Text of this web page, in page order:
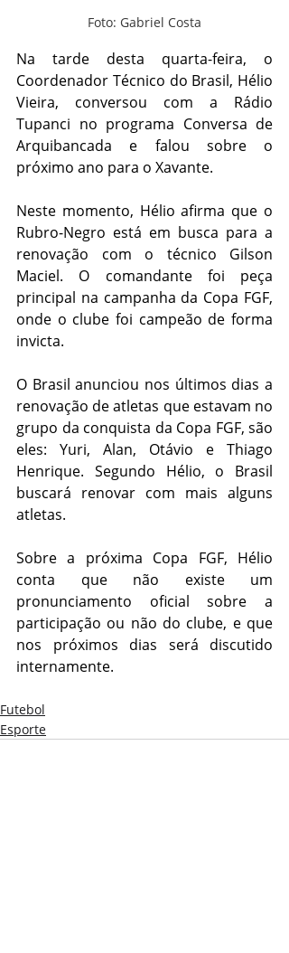
Foto: Gabriel Costa
Na tarde desta quarta-feira, o
Coordenador Técnico do Brasil, Hélio
Vieira, conversou com a Rádio
Tupanci no programa Conversa de
Arquibancada e falou sobre o
próximo ano para o Xavante.
Neste momento, Hélio afirma que o
Rubro-Negro está em busca para a
renovação com o técnico Gilson
Maciel. O comandante foi peça
principal na campanha da Copa FGF,
onde o clube foi campeão de forma
invicta.
O Brasil anunciou nos últimos dias a
renovação de atletas que estavam no
grupo da conquista da Copa FGF, são
eles: Yuri, Alan, Otávio e Thiago
Henrique. Segundo Hélio, o Brasil
buscará renovar com mais alguns
atletas.
Sobre a próxima Copa FGF, Hélio
conta que não existe um
pronunciamento oficial sobre a
participação ou não do clube, e que
nos próximos dias será discutido
internamente.
Futebol
Esporte